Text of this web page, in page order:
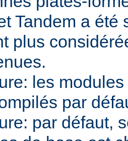
Tandem a été
plus
les
par
par défaut,